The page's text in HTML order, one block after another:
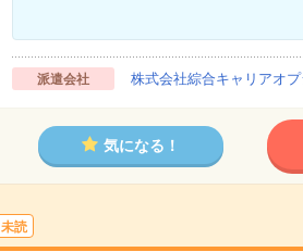
派遣会社 株式会社綜合キャリアオ
気になる！
未読